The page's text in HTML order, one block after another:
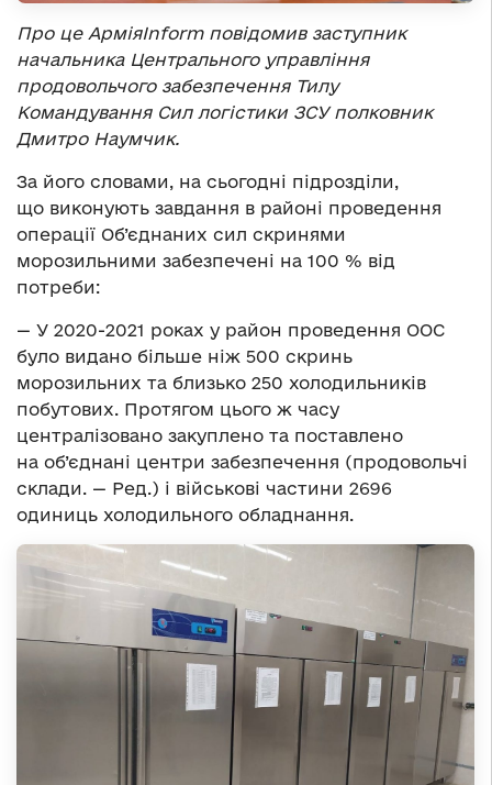
Про це АрміяInform повідомив заступник
начальника Центрального управління
продовольчого забезпечення Тилу
Командування Сил логістики ЗСУ полковник
Дмитро Наумчик.
За його словами, на сьогодні підрозділи,
що виконують завдання в районі проведення
операції Об’єднаних сил скринями
морозильними забезпечені на 100 % від
потреби:
— У 2020-2021 роках у район проведення ООС
було видано більше ніж 500 скринь
морозильних та близько 250 холодильників
побутових. Протягом цього ж часу
централізовано закуплено та поставлено
на об’єднані центри забезпечення (продовольчі
склади. — Ред.) і військові частини 2696
одиниць холодильного обладнання.